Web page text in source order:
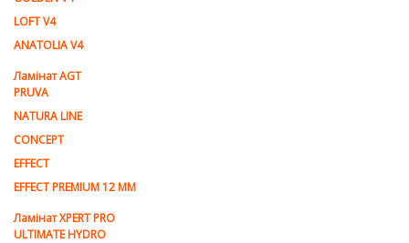
LOFT V4
ANATOLIA V4
Ламiнат AGT
PRUVA
NATURA LINE
CONCEPT
EFFECT
EFFECT PREMIUM 12 MM
Ламінат XPERT PRO
ULTIMATE HYDRO